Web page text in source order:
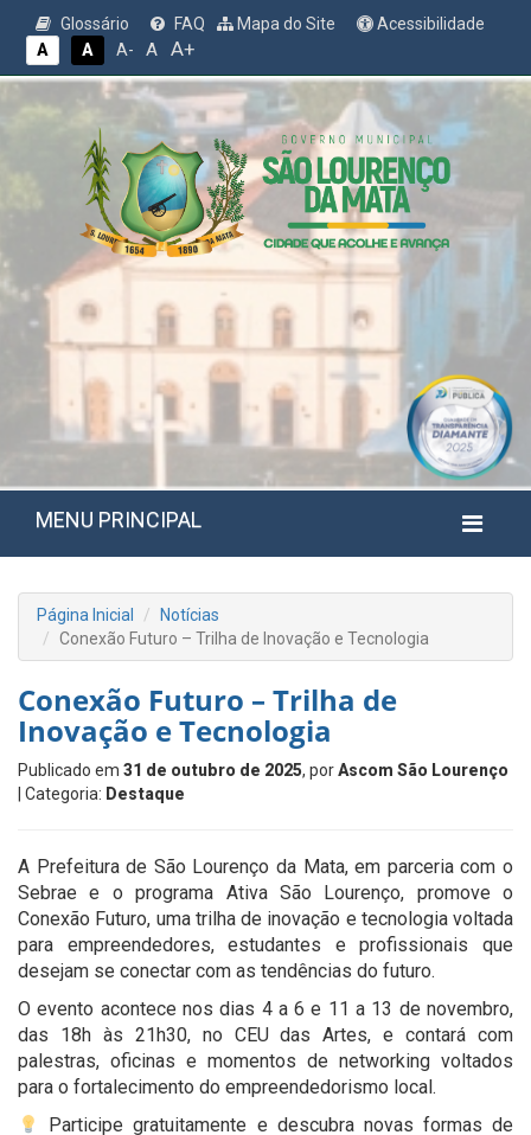
Glossário FAQ Mapa do Site
Acessibilidade
A
A A- A A+
MENU PRINCIPAL
Página Inicial
Notícias
Conexão Futuro – Trilha de Inovação e Tecnologia
Conexão Futuro – Trilha de
Inovação e Tecnologia
Publicado em 31 de outubro de 2025, porAscom São Lourenço
| Categoria: Destaque
A Prefeitura de São Lourenço da Mata, em parceria com o
Sebrae e o programa Ativa São Lourenço, promove o
Conexão Futuro, uma trilha de inovação e tecnologia voltada
para empreendedores, estudantes e profissionais que
desejam se conectar com as tendências do futuro.
O evento acontece nos dias 4 a 6 e 11 a 13 de novembro,
das 18h às 21h30, no CEU das Artes, e contará com
palestras, oficinas e momentos de networking voltados
para o fortalecimento do empreendedorismo local.
Participe gratuitamente e descubra novas formas de